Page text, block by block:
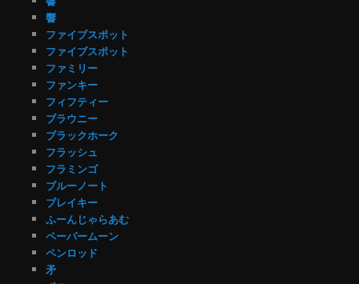
響
ファイブスポット
ファイブスポット
ファミリー
ファンキー
フィフティー
ブラウニー
ブラックホーク
フラッシュ
フラミンゴ
ブルーノート
ブレイキー
ふーんじゃらあむ
ペーパームーン
ペンロッド
矛